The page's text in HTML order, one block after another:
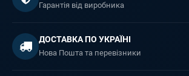
Гарантія від виробника
ДОСТАВКА ПО УКРАЇНІ
Нова Пошта та перевізники